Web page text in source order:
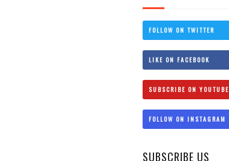
FOLLOW ON TWITTER
LIKE ON FACEBOOK
SUBSCRIBE ON YOUTUBE
FOLLOW ON INSTAGRAM
SUBSCRIBE US